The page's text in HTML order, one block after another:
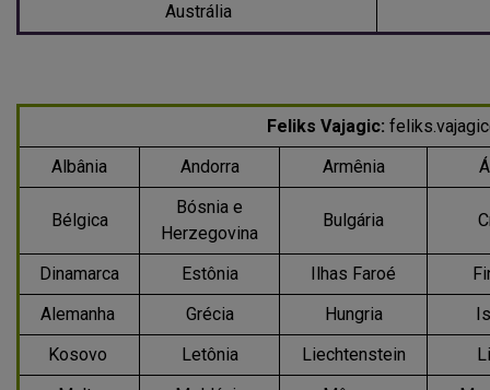
Austrália
Feliks Vajagic:
Albânia
Andorra Armênia
Bélgica
Bósnia e
Herzegovina
Bulgária
Dinamarca Estônia Ilhas Faroé
Alemanha
Grécia Hungria
Kosovo
Letônia Liechtenstein